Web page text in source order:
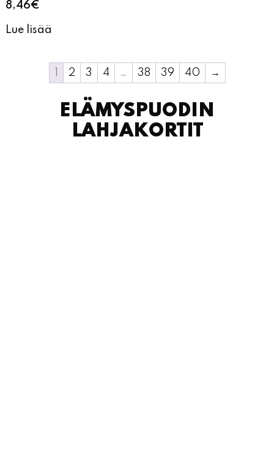
8,46€
Lue lisää
2 3 4 … 38 39 40 →
ELÄMYSPUODIN
LAHJAKORTIT